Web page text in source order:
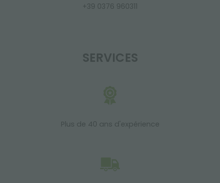
+39 0376 960311
SERVICES
Plus de 40 ans d'expérience